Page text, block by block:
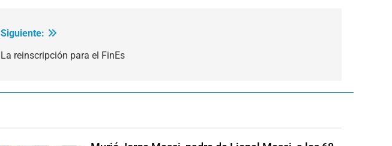
Siguiente:
La reinscripción para el FinEs